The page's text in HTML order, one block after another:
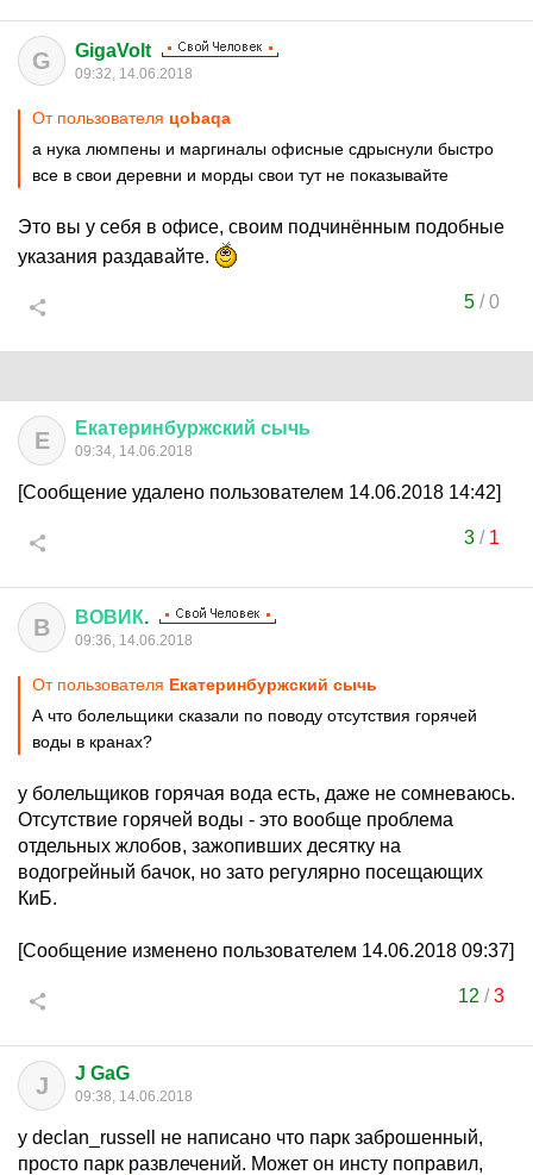
G GigaVolt
09:32, 14.06.2018
От пользователя цоbaqa
а нука люмпены и маргиналы офисные сдрыснули быстро
все в свои деревни и морды свои тут не показывайте
Это вы у себя в офисе, своим подчинённым подобные
указания раздавайте.
5/0
Е Екатеринбуржский сычь
09:34, 14.06.2018
[Сообщение удалено пользователем 14.06.2018 14:42]
3/ 1
В ВОВИК.
09:36, 14.06.2018
От пользователя Екатеринбуржский сычь
А что болельщики сказали по поводу отсутствия горячей
воды в кранах?
у болельщиков горячая вода есть, даже не сомневаюсь.
Отсутствие горячей воды - это вообще проблема
отдельных жлобов, зажопивших десятку на
водогрейный бачок, но зато регулярно посещающих
КиБ.
[Сообщение изменено пользователем 14.06.2018 09:37]
12 /3
J J GaG
09:38, 14.06.2018
у declan_russell не написано что парк заброшенный,
просто парк развлечений. Может он инсту поправил,